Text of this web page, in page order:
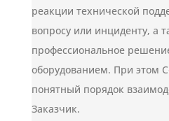
реакции технической
вопросу или инциденту, а
профессиональное
оборудованием. При этом
понятный порядок
Заказчик.